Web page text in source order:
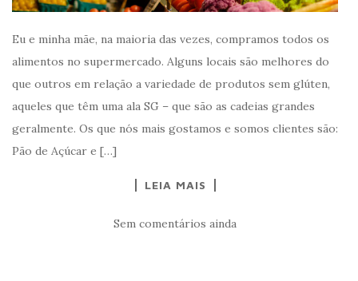
Eu e minha mãe, na maioria das vezes, compramos todos os
alimentos no supermercado. Alguns locais são melhores do
que outros em relação a variedade de produtos sem glúten,
aqueles que têm uma ala SG – que são as cadeias grandes
geralmente. Os que nós mais gostamos e somos clientes são:
Pão de Açúcar e […]
LEIA MAIS
Sem comentários ainda